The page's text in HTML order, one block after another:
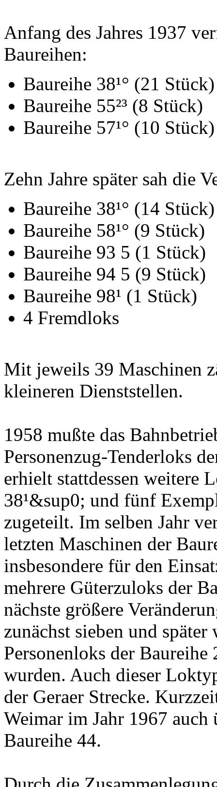
Anfang des Jahres 1937
Baureihen:
Baureihe 38¹° (21 Stück)
Baureihe 55²³ (8 Stück)
Baureihe 57¹° (10 Stück)
Zehn Jahre später sah die
Baureihe 38¹° (14 Stück)
Baureihe 58¹° (9 Stück)
Baureihe 93 5 (1 Stück)
Baureihe 94 5 (9 Stück)
Baureihe 98¹ (1 Stück)
4 Fremdloks
Mit jeweils 39 Maschinen
kleineren Dienststellen.
1958 mußte das
Personenzug-Tenderloks
erhielt stattdessen weitere
38¹&sup0; und fünf
zugeteilt. Im selben Jahr
letzten Maschinen der
insbesondere für den
mehrere Güterzuloks der
nächste größere
zunächst sieben und
Personenloks der Baureihe
wurden. Auch dieser
der Geraer Strecke.
Weimar im Jahr 1967
Baureihe 44.